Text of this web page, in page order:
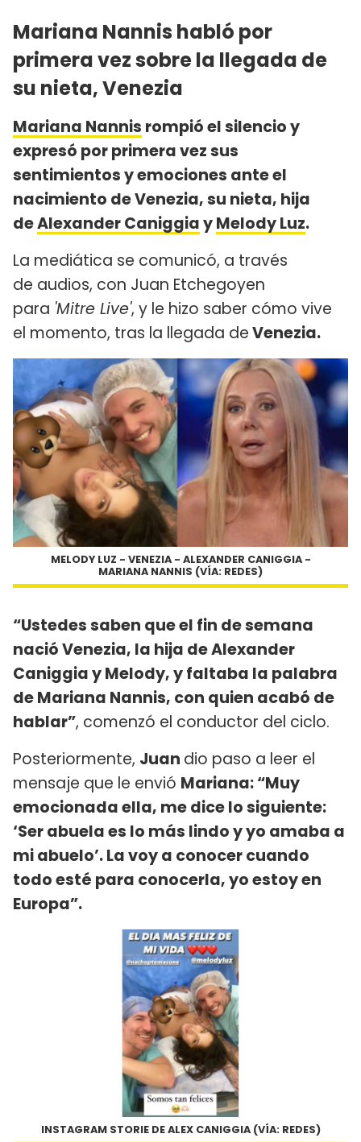
Mariana Nannis habló por
primera vez sobre la llegada de
su nieta, Venezia
Mariana Nannis rompió el silencio y
expresó por primera vez sus
sentimientos y emociones ante el
nacimiento de Venezia, su nieta, hija
deAlexander CaniggiayMelody Luz.
La mediática se comunicó, a través
de audios, con Juan Etchegoyen
para 'Mitre Live', y le hizo saber cómo vive
el momento, tras la llegada deVenezia.
MELODY LUZ - VENEZIA - ALEXANDER CANIGGIA -
MARIANA NANNIS (VÍA: REDES)
“Ustedes saben que el fin de semana
nació Venezia, la hija de Alexander
Caniggia y Melody, y faltaba la palabra
de Mariana Nannis, con quien acabó de
hablar”, comenzó el conductor del ciclo.
Posteriormente, Juan dio paso a leer el
mensaje que le envió Mariana: “Muy
emocionada ella, me dice lo siguiente:
‘Ser abuela es lo más lindo y yo amaba a
mi abuelo’. La voy a conocer cuando
todo esté para conocerla, yo estoy en
Europa”.
INSTAGRAM STORIE DE ALEX CANIGGIA (VÍA: REDES)